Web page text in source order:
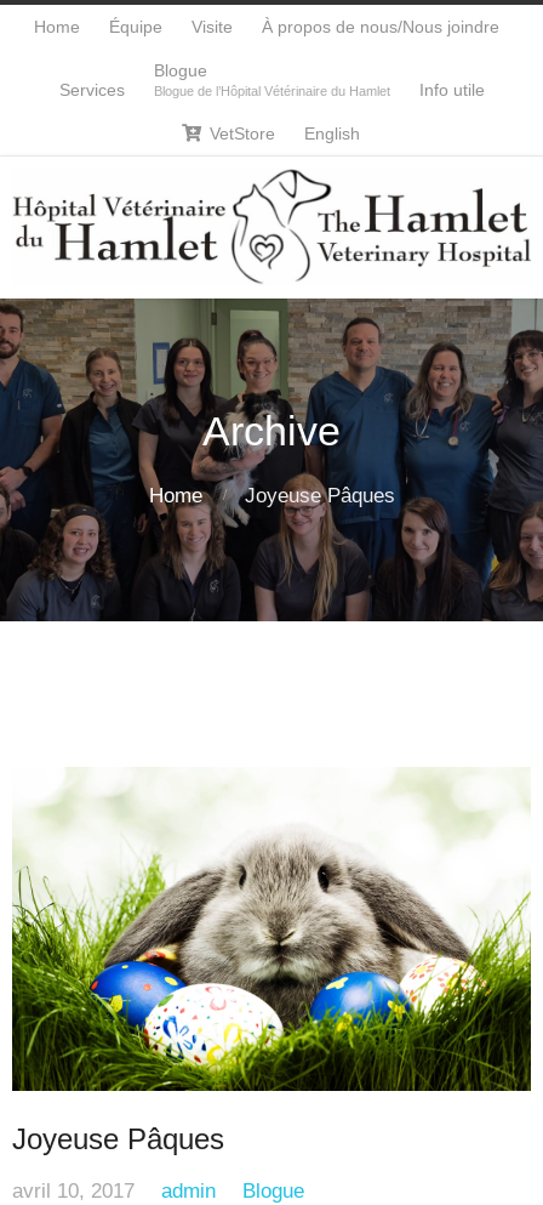
Home Équipe Visite À propos de nous/Nous joindre
Services
Blogue
Blogue de l’Hôpital Vétérinaire du Hamlet Info utile
 VetStore English
Archive
Home Joyeuse Pâques
Joyeuse Pâques
avril 10, 2017 admin Blogue